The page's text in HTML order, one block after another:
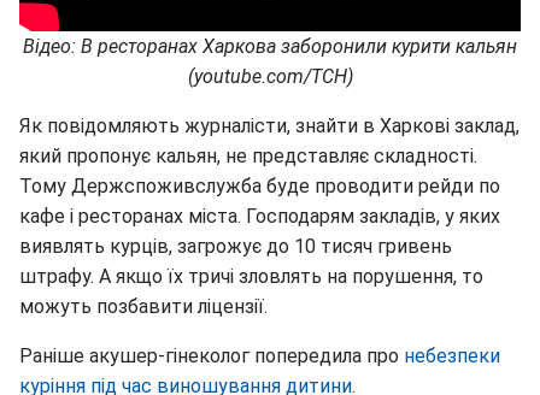
Відео: В ресторанах Харкова заборонили курити кальян
(youtube.com/ТСН)
Як повідомляють журналісти, знайти в Харкові заклад,
який пропонує кальян, не представляє складності.
Тому Держспоживслужба буде проводити рейди по
кафе і ресторанах міста. Господарям закладів, у яких
виявлять курців, загрожує до 10 тисяч гривень
штрафу. А якщо їх тричі зловлять на порушення, то
можуть позбавити ліцензії.
Раніше акушер-гінеколог попередила про небезпеки
куріння під час виношування дитини.